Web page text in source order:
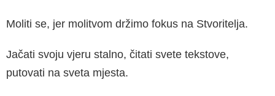
Moliti se, jer molitvom držimo fokus na Stvor­itelja.
Jačati svoju vjeru stalno, čitati svete tekstove,
putovati na sveta mjesta.